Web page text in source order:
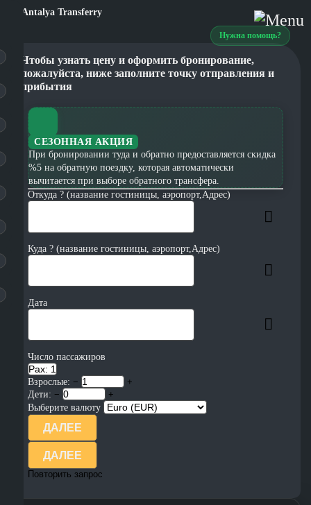
Нужна помощь?
Чтобы узнать цену и оформить бронирование,
пожалуйста, ниже заполните точку отправления и
прибытия
СЕЗОННАЯ АКЦИЯ
При бронировании туда и обратно предоставляется скидка
%5 на обратную поездку, которая автоматически
вычитается при выборе обратного трансфера.
Откуда ? (название гостиницы, аэропорт,Адрес)
Куда ? (название гостиницы, аэропорт,Адрес)
Дата
Число пассажиров
Pax: 1
Взрослые: −
+
Дети: −
+
Выберите валюту
ДАЛЕЕ
ДАЛЕЕ
Повторить запрос